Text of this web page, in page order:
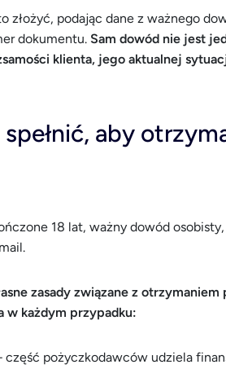
złożyć, podając dane z ważnego
dokumentu. Sam dowód nie jest
klienta, jego aktualnej
aby
18 lat, ważny dowód
zasady związane z
w każdym przypadku:
pożyczkodawców udziela